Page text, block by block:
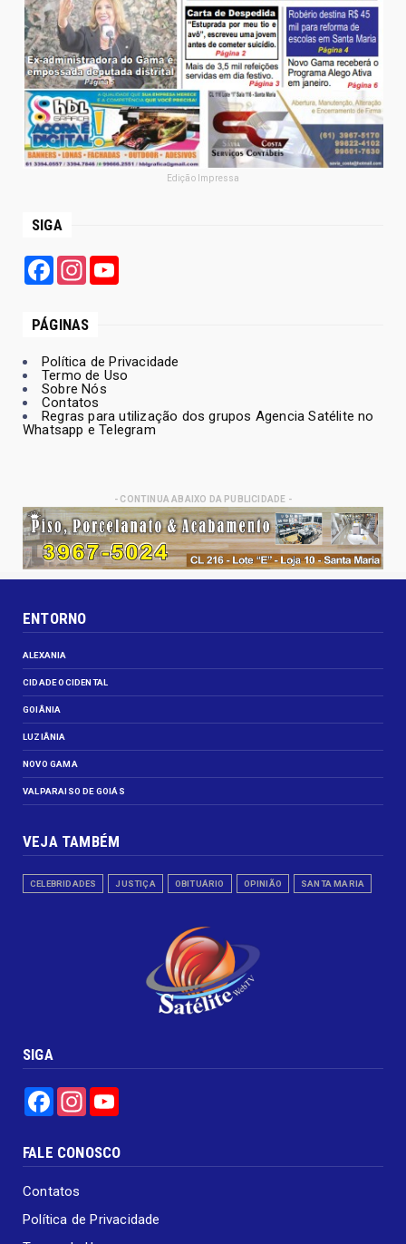
Edição Impressa
SIGA
FacebookInstagram
PÁGINAS
Política de Privacidade
Termo de Uso
Sobre Nós
Contatos
Regras para utilização dos grupos Agencia Satélite no
Whatsapp e Telegram
- CONTINUA ABAIXO DA PUBLICIDADE -
ENTORNO
ALEXANIA
CIDADE OCIDENTAL
GOIÂNIA
LUZIÂNIA
NOVO GAMA
VALPARAISO DE GOIÁS
VEJA TAMBÉM
CELEBRIDADES JUSTIÇA OBITUÁRIO OPINIÃO SANTA MARIA
SIGA
FacebookInstagram
FALE CONOSCO
Contatos
Política de Privacidade